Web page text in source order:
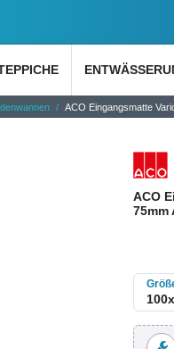
ACO Eingangsmatte
ACO
75mm